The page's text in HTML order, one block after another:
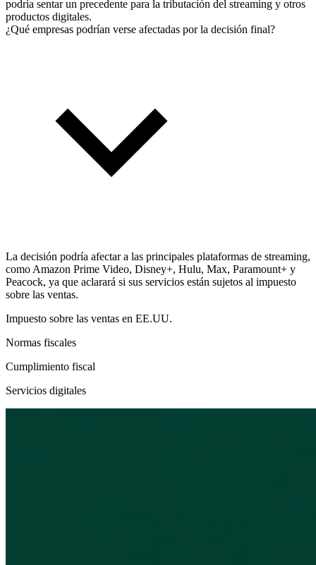
podría sentar un precedente para la tributación del streaming y otros
productos digitales.
¿Qué empresas podrían verse afectadas por la decisión final?
La decisión podría afectar a las principales plataformas de streaming,
como Amazon Prime Video, Disney+, Hulu, Max, Paramount+ y
Peacock, ya que aclarará si sus servicios están sujetos al impuesto
sobre las ventas.
Impuesto sobre las ventas en EE.UU.
Normas fiscales
Cumplimiento fiscal
Servicios digitales